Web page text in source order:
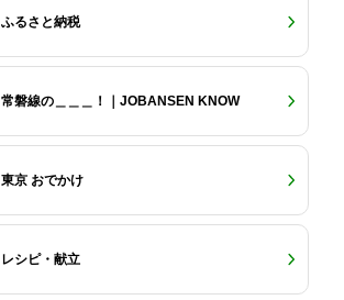
ふるさと納税
常磐線の＿＿＿！｜JOBANSEN KNOW
東京 おでかけ
レシピ・献立